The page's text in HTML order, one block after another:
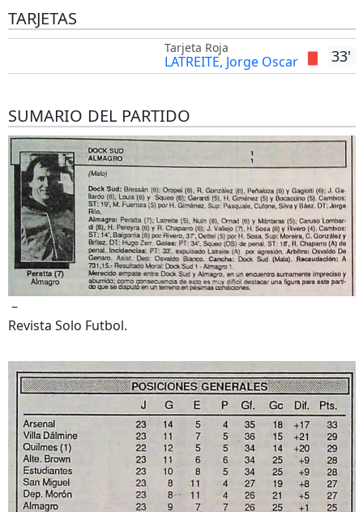
TARJETAS
33'
Tarjeta Roja
LATREITE, Jorge Oscar
SUMARIO DEL PARTIDO
–
Revista Solo Futbol.